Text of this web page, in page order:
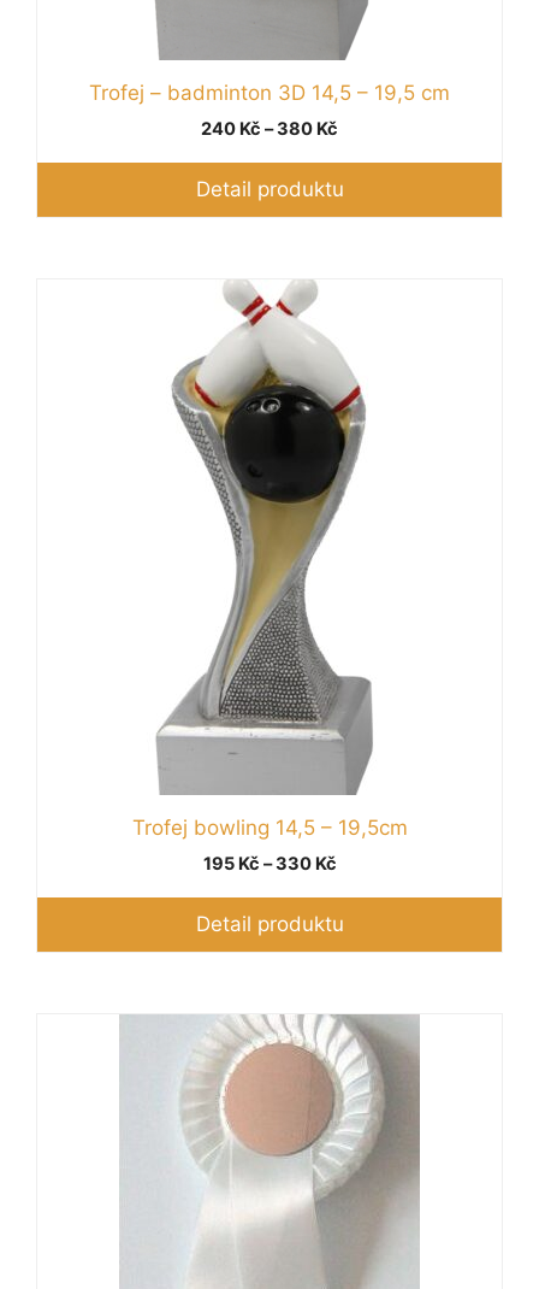
Trofej – badminton 3D 14,5 – 19,5 cm
240 Kč –380 Kč
až
Detail produktu
Trofej bowling 14,5 – 19,5cm
195 Kč –330 KčRozpětí
až
Detail produktu